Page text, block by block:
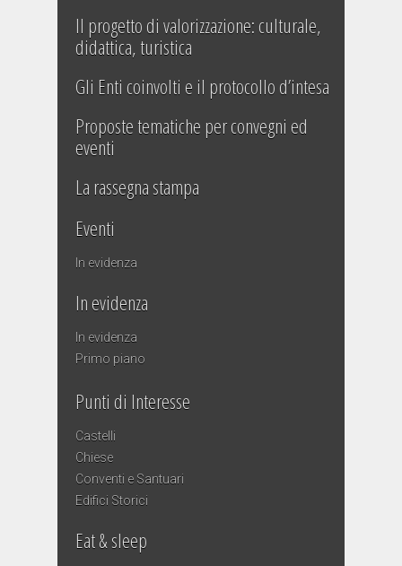
Il progetto di valorizzazione: culturale,
didattica, turistica
Gli Enti coinvolti e il protocollo d’intesa
Proposte tematiche per convegni ed
eventi
La rassegna stampa
Eventi
In evidenza
In evidenza
In evidenza
Primo piano
Punti di Interesse
Castelli
Chiese
Conventi e Santuari
Edifici Storici
Eat & sleep